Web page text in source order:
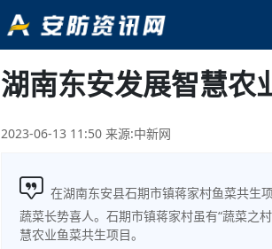
湖南东安发展智慧农
2023-06-13 11:50 来源:中新网
在湖南东安县石期市镇蒋家村鱼菜共生
蔬菜长势喜人。石期市镇蒋家村虽有“蔬菜之
慧农业鱼菜共生项目。